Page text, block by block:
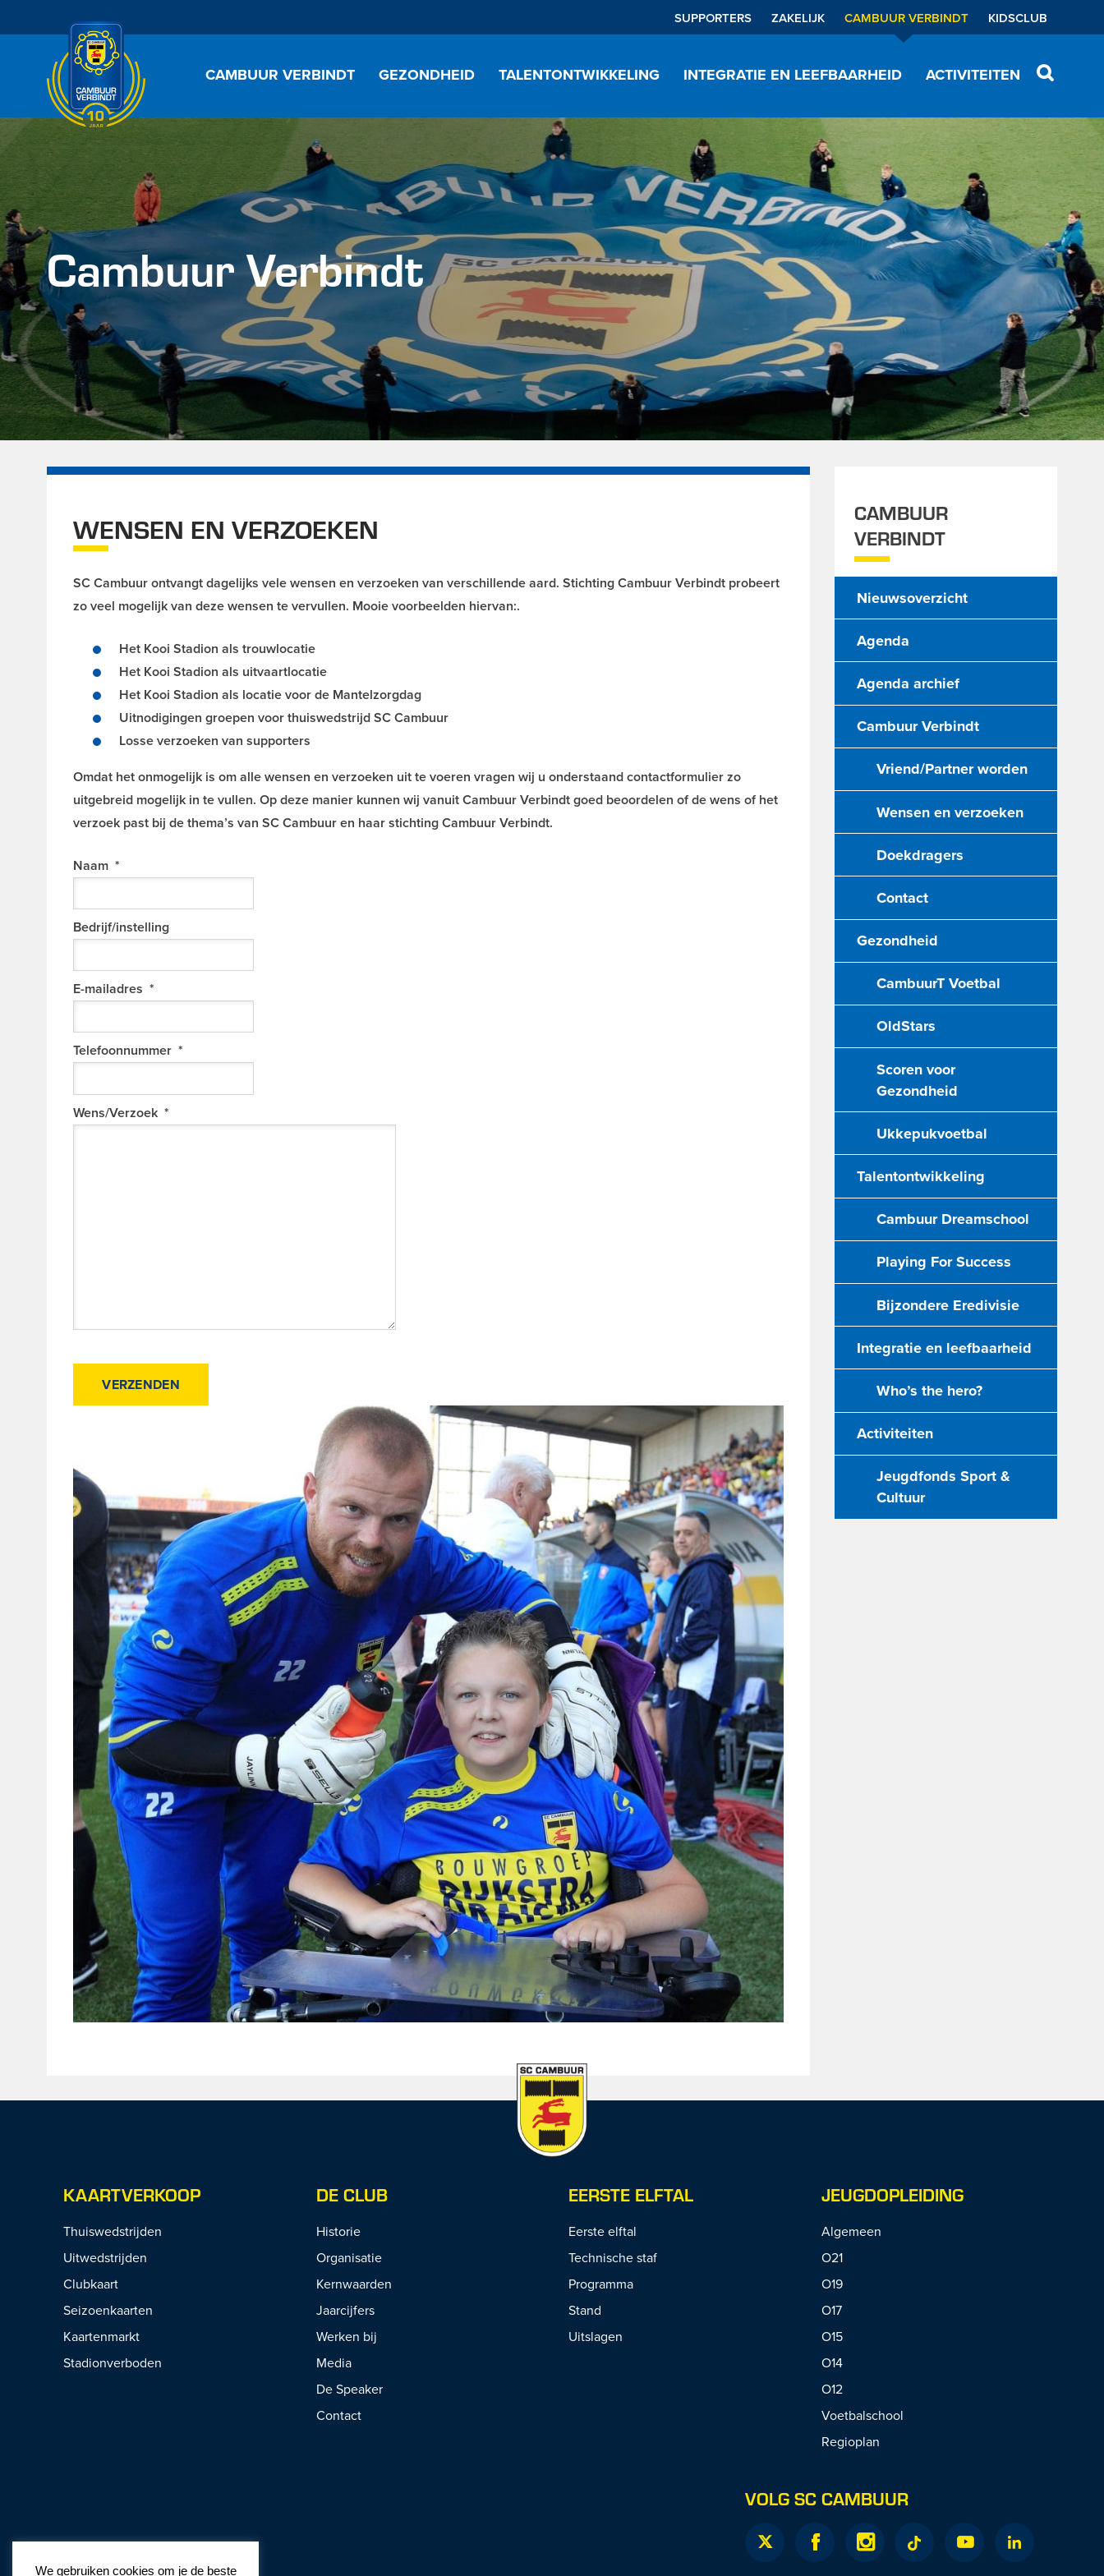
SUPPORTERS ZAKELIJK CAMBUUR VERBINDT KIDSCLUB
CAMBUUR VERBINDT GEZONDHEID TALENTONTWIKKELING INTEGRATIE EN LEEFBAARHEID ACTIVITEITEN
Cambuur Verbindt
WENSEN EN VERZOEKEN
SC Cambuur ontvangt dagelijks vele wensen en verzoeken van verschillende aard. Stichting Cambuur Verbindt probeert
zo veel mogelijk van deze wensen te vervullen. Mooie voorbeelden hiervan:.
Het Kooi Stadion als trouwlocatie
Het Kooi Stadion als uitvaartlocatie
Het Kooi Stadion als locatie voor de Mantelzorgdag
Uitnodigingen groepen voor thuiswedstrijd SC Cambuur
Losse verzoeken van supporters
Omdat het onmogelijk is om alle wensen en verzoeken uit te voeren vragen wij u onderstaand contactformulier zo
uitgebreid mogelijk in te vullen. Op deze manier kunnen wij vanuit Cambuur Verbindt goed beoordelen of de wens of het
verzoek past bij de thema’s van SC Cambuur en haar stichting Cambuur Verbindt.
Naam *
Bedrijf/instelling
E-mailadres *
Telefoonnummer *
Wens/Verzoek *
CAMBUUR
VERBINDT
Nieuwsoverzicht
Agenda
Agenda archief
Cambuur Verbindt
Vriend/Partner worden
Wensen en verzoeken
Doekdragers
Contact
Gezondheid
CambuurT Voetbal
OldStars
Scoren voor
Gezondheid
Ukkepukvoetbal
Talentontwikkeling
Cambuur Dreamschool
Playing For Success
Bijzondere Eredivisie
Integratie en leefbaarheid
Who’s the hero?
Activiteiten
Jeugdfonds Sport &
Cultuur
KAARTVERKOOP
Thuiswedstrijden
Uitwedstrijden
Clubkaart
Seizoenkaarten
Kaartenmarkt
Stadionverboden
DE CLUB
Historie
Organisatie
Kernwaarden
Jaarcijfers
Werken bij
Media
De Speaker
Contact
EERSTE ELFTAL
Eerste elftal
Technische staf
Programma
Stand
Uitslagen
JEUGDOPLEIDING
Algemeen
O21
O19
O17
O15
O14
O12
Voetbalschool
Regioplan
VOLG SC CAMBUUR
We gebruiken cookies om je de beste